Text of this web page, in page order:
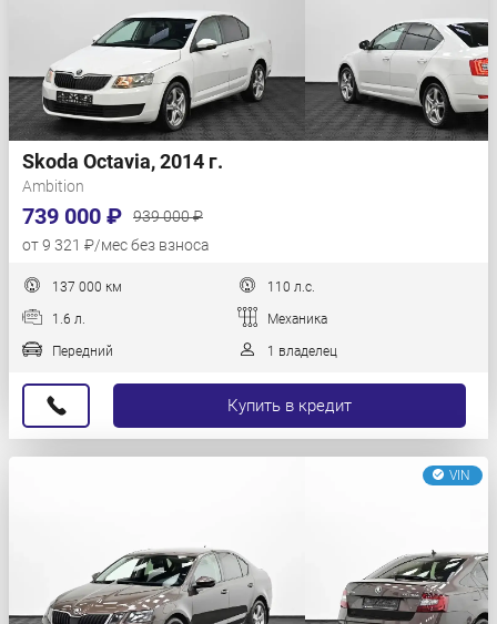
Skoda Octavia, 2014 г.
Ambition
739 000 ₽
939 000 ₽
от 9 321 ₽/мес без взноса
137 000 км 110 л.с.
1.6 л. Механика
Передний 1 владелец
Купить в кредит
VIN